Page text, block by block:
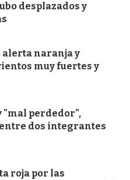
desplazados y
alerta naranja y
muy fuertes y
"mal perdedor",
dos integrantes
roja por las